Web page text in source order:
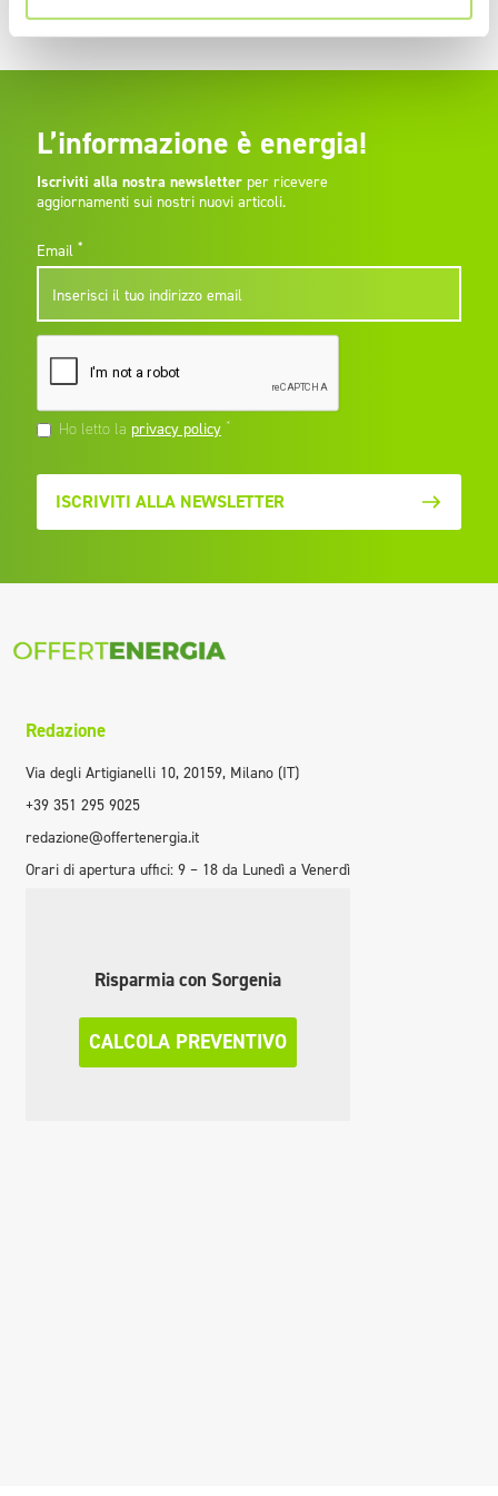
Calcolo accise energia elettrica 2019
L’informazione è energia!
Iscriviti alla nostra newsletterper ricevere
aggiornamenti sui nostri nuovi articoli.
Email *
Ho letto la privacy policy *
ISCRIVITI ALLA NEWSLETTER
Redazione
Via degli Artigianelli 10, 20159, Milano (IT)
+39 351 295 9025
redazione@offertenergia.it
Orari di apertura uffici: 9 – 18 da Lunedì a Venerdì
Risparmia con Sorgenia
CALCOLA PREVENTIVO